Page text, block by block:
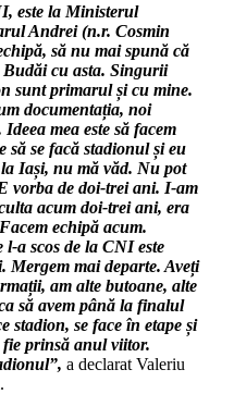
este la Ministerul
Andrei (n.r. Cosmin
să nu mai spună că
cu asta. Singurii
sunt primarul și cu mine.
documentația, noi
mea este să facem
să se facă stadionul și eu
Iași, nu mă văd. Nu pot
vorba de doi-trei ani. I-am
acum doi-trei ani, era
echipă acum.
l-a scos de la CNI este
Mergem mai departe. Aveți
am alte butoane, alte
să avem până la finalul
stadion, se face în etape și
prinsă anul viitor.
a declarat Valeriu